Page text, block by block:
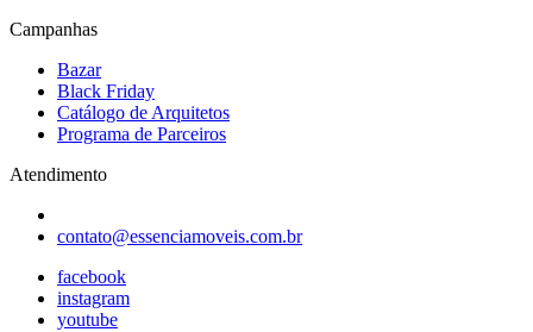
Campanhas
Bazar
Black Friday
Catálogo de Arquitetos
Programa de Parceiros
Atendimento
contato@essenciamoveis.com.br
facebook
instagram
youtube